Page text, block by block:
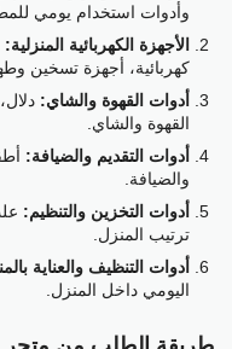
وأدوات استخدام يومي
الأجهزة الكهربائية المنزلية:
كهربائية، أجهزة تسخين
أدوات القهوة والشاي:
القهوة والشاي.
أدوات التقديم والضيافة:
والضيافة.
أدوات التخزين والتنظيم:
ترتيب المنزل.
أدوات التنظيف والعناية
اليومي داخل المنزل.